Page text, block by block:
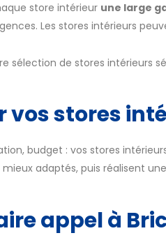
store intérieur une large
Les stores intérieurs
sélection de stores intérieurs
vos stores
budget : vos stores
adaptés, puis réalisent
appel à